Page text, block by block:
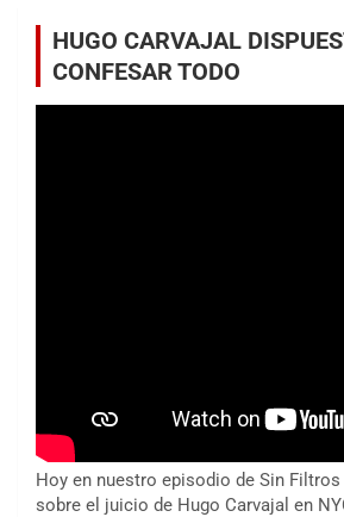
HUGO CARVAJAL
CONFESAR TODO
Hoy en nuestro episodio de Sin
sobre el juicio de Hugo Carvajal en